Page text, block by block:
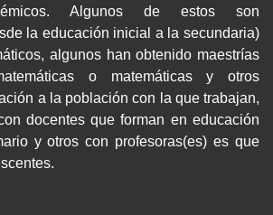
Algunos de estos son
la educación inicial a la secundaria)
algunos han obtenido maestrías
o matemáticas y otros
a la población con la que trabajan,
docentes que forman en educación
y otros con profesoras(es) es que